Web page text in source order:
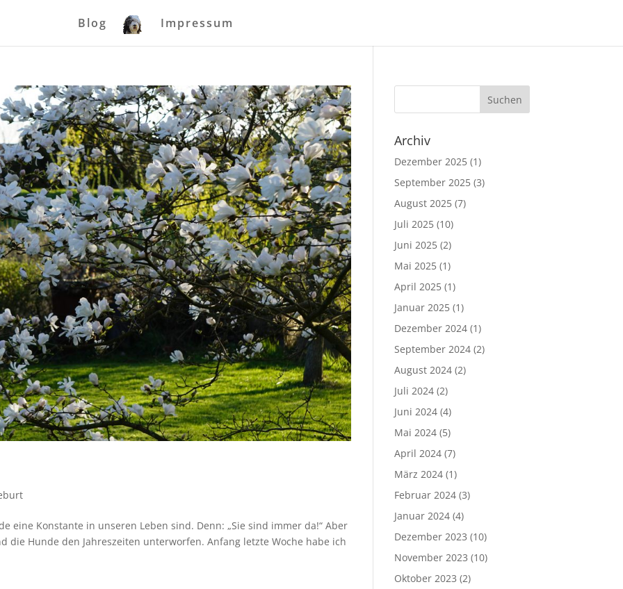
Blog Impressum
eine Konstante in unseren Leben sind. Denn: „Sie sind immer da!“ Aber
die Hunde den Jahreszeiten unterworfen. Anfang letzte Woche habe ich
Archiv
Dezember 2025 (1)
September 2025 (3)
August 2025 (7)
Juli 2025 (10)
Juni 2025 (2)
Mai 2025 (1)
April 2025 (1)
Januar 2025 (1)
Dezember 2024 (1)
September 2024 (2)
August 2024 (2)
Juli 2024 (2)
Juni 2024 (4)
Mai 2024 (5)
April 2024 (7)
März 2024 (1)
Februar 2024 (3)
Januar 2024 (4)
Dezember 2023 (10)
November 2023 (10)
Oktober 2023 (2)